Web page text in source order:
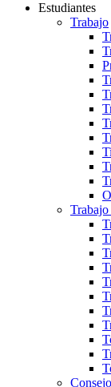
Estudiantes
Trabajo